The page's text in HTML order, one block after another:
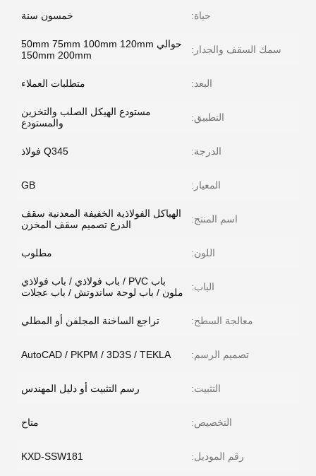
حياة: خمسون سنة
سمك السقف والجدار:
حوالي 50mm 75mm 100mm 120mm
150mm 200mm
البعد: متطلبات العملاء
التطبيق:
مستودع الهيكل الصلب والتخزين
والمستودع
الدرجة: Q345 فولاذ
المعيار: GB
اسم المنتج:
الهياكل الفولاذية الخفيفة المعدنية سقف
الدرع تصميم سقف المخزن
اللون: مطلوب
الباب:
باب PVC / باب فولاذي / باب فولاذي
ملون / باب لوحة ساندوتش / باب عجلات
معالجة السطح: تراجع الساخنة المجلفن أو المطلي
تصميم الرسم: AutoCAD / PKPM / 3D3S / TEKLA
التثبيت: رسم التثبيت أو دليل المهندس
التخصيص: متاح
رقم الموديل: KXD-SSW181